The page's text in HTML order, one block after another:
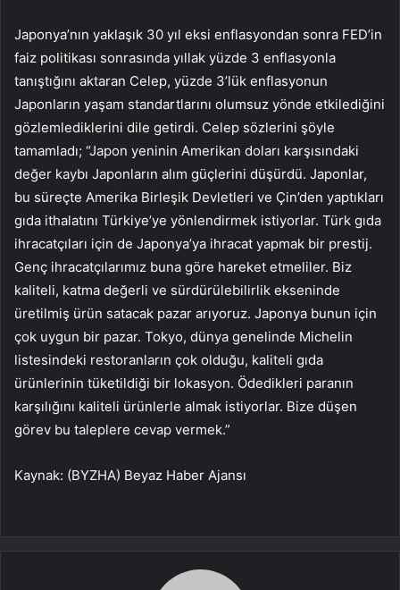
Japonya’nın yaklaşık 30 yıl eksi enflasyondan sonra FED’in
faiz politikası sonrasında yıllak yüzde 3 enflasyonla
tanıştığını aktaran Celep, yüzde 3’lük enflasyonun
Japonların yaşam standartlarını olumsuz yönde etkilediğini
gözlemlediklerini dile getirdi. Celep sözlerini şöyle
tamamladı; “Japon yeninin Amerikan doları karşısındaki
değer kaybı Japonların alım güçlerini düşürdü. Japonlar,
bu süreçte Amerika Birleşik Devletleri ve Çin’den yaptıkları
gıda ithalatını Türkiye’ye yönlendirmek istiyorlar. Türk gıda
ihracatçıları için de Japonya’ya ihracat yapmak bir prestij.
Genç ihracatçılarımız buna göre hareket etmeliler. Biz
kaliteli, katma değerli ve sürdürülebilirlik ekseninde
üretilmiş ürün satacak pazar arıyoruz. Japonya bunun için
çok uygun bir pazar. Tokyo, dünya genelinde Michelin
listesindeki restoranların çok olduğu, kaliteli gıda
ürünlerinin tüketildiği bir lokasyon. Ödedikleri paranın
karşılığını kaliteli ürünlerle almak istiyorlar. Bize düşen
görev bu taleplere cevap vermek.”
Kaynak: (BYZHA) Beyaz Haber Ajansı